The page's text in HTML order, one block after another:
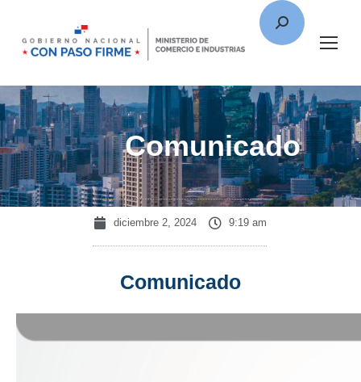
Comunicado
diciembre 2, 2024 9:19 am
Comunicado